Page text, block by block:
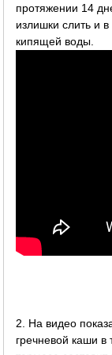
протяжении 14
излишки слить и
кипящей воды.
2. На видео
гречневой каши